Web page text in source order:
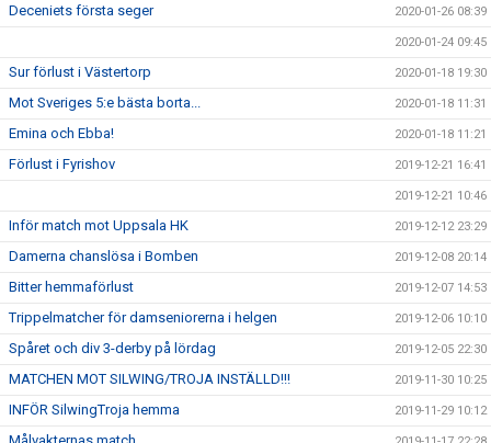
Deceniets första seger 2020-01-26 08:39
2020-01-24 09:45
Sur förlust i Västertorp 2020-01-18 19:30
Mot Sveriges 5:e bästa borta... 2020-01-18 11:31
Emina och Ebba! 2020-01-18 11:21
Förlust i Fyrishov 2019-12-21 16:41
2019-12-21 10:46
Inför match mot Uppsala HK 2019-12-12 23:29
Damerna chanslösa i Bomben 2019-12-08 20:14
Bitter hemmaförlust 2019-12-07 14:53
Trippelmatcher för damseniorerna i helgen 2019-12-06 10:10
Spåret och div 3-derby på lördag 2019-12-05 22:30
MATCHEN MOT SILWING/TROJA INSTÄLLD!!! 2019-11-30 10:25
INFÖR SilwingTroja hemma 2019-11-29 10:12